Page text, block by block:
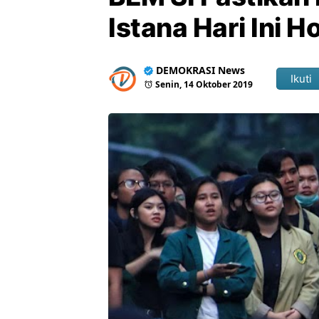
Istana Hari Ini
DEMOKRASI News
Senin, 14 Oktober 2019 Ikuti